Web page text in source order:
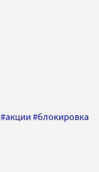
#акции #блокировка